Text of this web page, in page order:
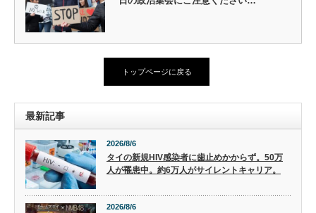
トップページに戻る
最新記事
2026/8/6
タイの新規HIV感染者に歯止めかからず。50万
人が罹患中。約6万人がサイレントキャリア。
2026/8/6